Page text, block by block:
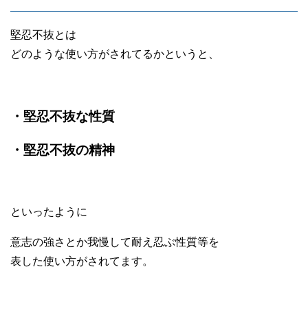
堅忍不抜とは
どのような使い方がされてるかというと、
・堅忍不抜な性質
・堅忍不抜の精神
といったように
意志の強さとか我慢して耐え忍ぶ性質等を
表した使い方がされてます。